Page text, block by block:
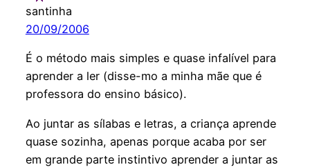
santinha
20/09/2006
É o método mais simples e quase infalível para
aprender a ler (disse-mo a minha mãe que é
professora do ensino básico).
Ao juntar as sílabas e letras, a criança aprende
quase sozinha, apenas porque acaba por ser
em grande parte instintivo aprender a juntar as